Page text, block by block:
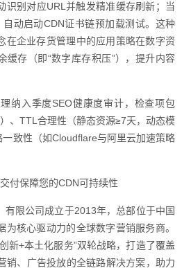
识别对应URL并触发精准缓存刷新；当
动启动CDN证书链预加载测试。这种
在企业存货管理中的应用策略在数字资
存（即“数字库存积压”），提升内容
纳入季度SEO健康度审计，检查项包
、TTL合理性（静态资源≥7天，动态模
致性（如Cloudflare与阿里云加速策略
付保障您的CDN可持续性
有限公司成立于2013年，总部位于中国
核心驱动力的全球数字营销服务商。
新+本土化服务”双轮战略，打造了覆盖
销、广告投放的全链路解决方案，助力